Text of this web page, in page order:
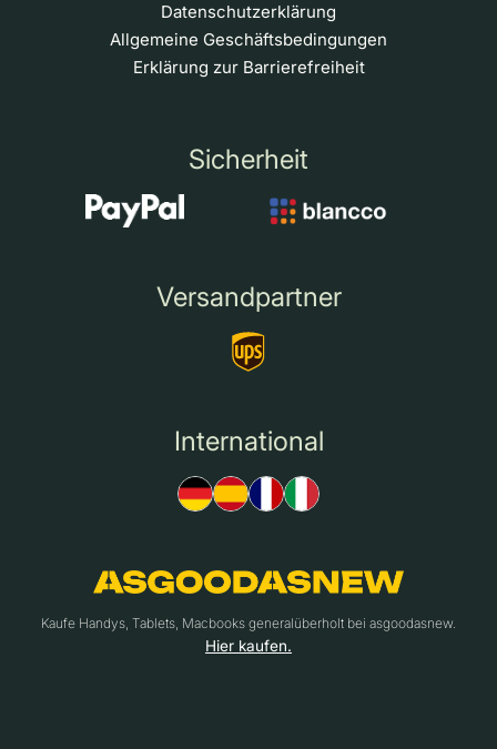
Datenschutzerklärung
Allgemeine Geschäftsbedingungen
Erklärung zur Barrierefreiheit
Sicherheit
Versandpartner
International
Kaufe Handys, Tablets, Macbooks generalüberholt bei asgoodasnew.
Hier kaufen.